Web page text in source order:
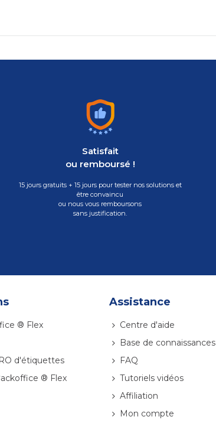
Satisfait
ou remboursé !
15 jours gratuits + 15 jours pour tester nos solutions et
être convaincu
ou nous vous remboursons
sans justification.
® Flex
d'étiquettes
® Flex
Assistance
Centre d'aide
Base de connaissances
FAQ
Tutoriels vidéos
Affiliation
Mon compte